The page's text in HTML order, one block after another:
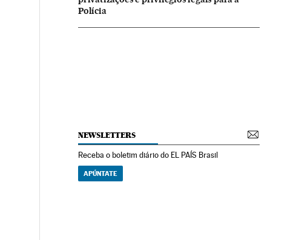
Polícia
NEWSLETTERS
Receba o boletim diário do EL PAÍS Brasil
APÚNTATE